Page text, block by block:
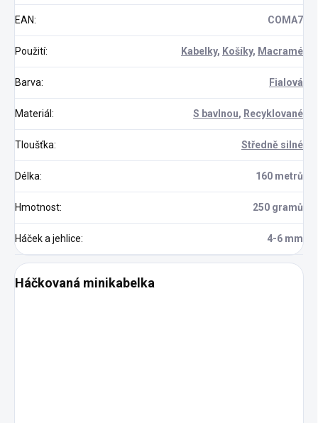
EAN: COMA7
Použití: Kabelky, Košíky, Macramé
Barva: Fialová
Materiál : S bavlnou, Recyklované
Tloušťka: Středně silné
Délka: 160 metrů
Hmotnost: 250 gramů
Háček a jehlice: 4-6 mm
Háčkovaná minikabelka